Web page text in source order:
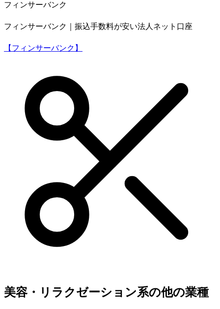
フィンサーバンク
フィンサーバンク｜振込手数料が安い法人ネット口座
【フィンサーバンク】
美容・リラクゼーション系の他の業種